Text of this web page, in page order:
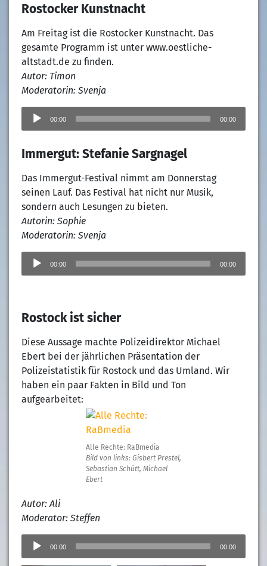
Rostocker Kunstnacht
Am Freitag ist die Rostocker Kunstnacht. Das
gesamte Programm ist unter www.oestliche-
altstadt.de zu finden.
Autor: Timon
Moderatorin: Svenja
Audio-
Player
00:00 00:00
Immergut: Stefanie Sargnagel
Das Immergut-Festival nimmt am Donnerstag
seinen Lauf. Das Festival hat nicht nur Musik,
sondern auch Lesungen zu bieten.
Autorin: Sophie
Moderatorin: Svenja
Audio-
Player
00:00 00:00
Rostock ist sicher
Diese Aussage machte Polizeidirektor Michael
Ebert bei der jährlichen Präsentation der
Polizeistatistik für Rostock und das Umland. Wir
haben ein paar Fakten in Bild und Ton
aufgearbeitet:
Alle Rechte: RaBmedia
Bild von links: Gisbert Prestel,
Sebastian Schütt, Michael
Ebert
Autor: Ali
Moderator: Steffen
Audio-
Player
00:00 00:00